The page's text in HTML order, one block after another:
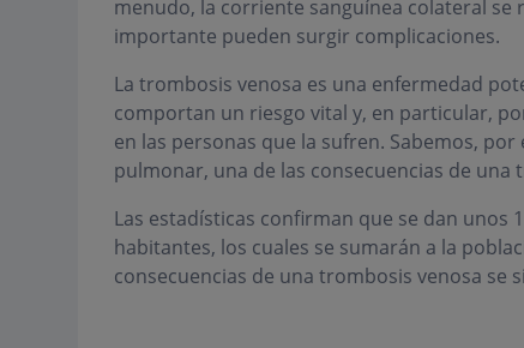
menudo, la corriente sanguínea colateral
importante pueden surgir complicaciones.
La trombosis venosa es una enfermedad
comportan un riesgo vital y, en particular,
en las personas que la sufren. Sabemos,
pulmonar, una de las consecuencias de una
Las estadísticas confirman que se dan unos
habitantes, los cuales se sumarán a la
consecuencias de una trombosis venosa se